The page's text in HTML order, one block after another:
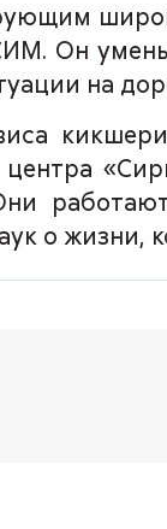
Он
на
центра
о жизни,